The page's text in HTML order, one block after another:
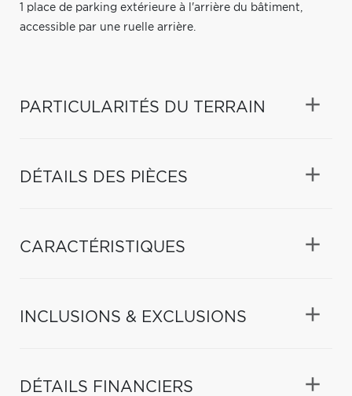
1 place de parking extérieure à l'arrière du bâtiment,
accessible par une ruelle arrière.
PARTICULARITÉS DU TERRAIN
DÉTAILS DES PIÈCES
CARACTÉRISTIQUES
INCLUSIONS & EXCLUSIONS
DÉTAILS FINANCIERS